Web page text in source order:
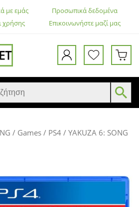
με εμάς
Επικοινωνήστε μαζί μας
Προσωπικά δεδομένα
χρήσης
/ Games / PS4 / YAKUZA 6: SONG